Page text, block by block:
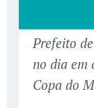
Prefeito
no dia em
Copa do